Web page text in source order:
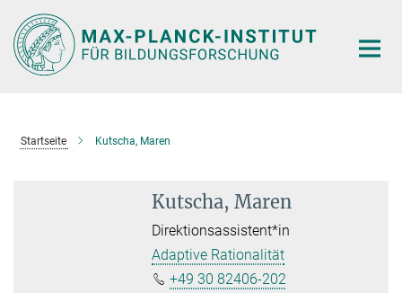
Hauptinhalt
Startseite Kutscha, Maren
Kutscha, Maren
Direktionsassistent*in
Adaptive Rationalität
+49 30 82406-202